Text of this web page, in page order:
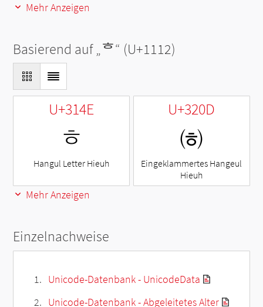
Mehr Anzeigen
Basierend auf „ᄒ“ (U+1112)
U+314E
ㅎ
Hangul Letter Hieuh
U+320D
㈍
Eingeklammertes Hangeul
Hieuh
Mehr Anzeigen
Einzelnachweise
Unicode-Datenbank - UnicodeData
Unicode-Datenbank - Abgeleitetes Alter